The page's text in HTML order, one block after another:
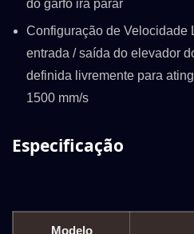
do garfo irá parar
Configuração de Velocidade
entrada / saída do elevador
definida livremente para
1500 mm/s
Especificação
Modelo